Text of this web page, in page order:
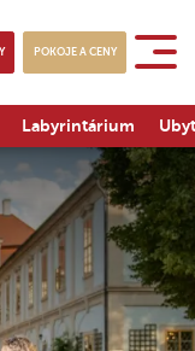
POKOJE A CENY
Labyrintárium